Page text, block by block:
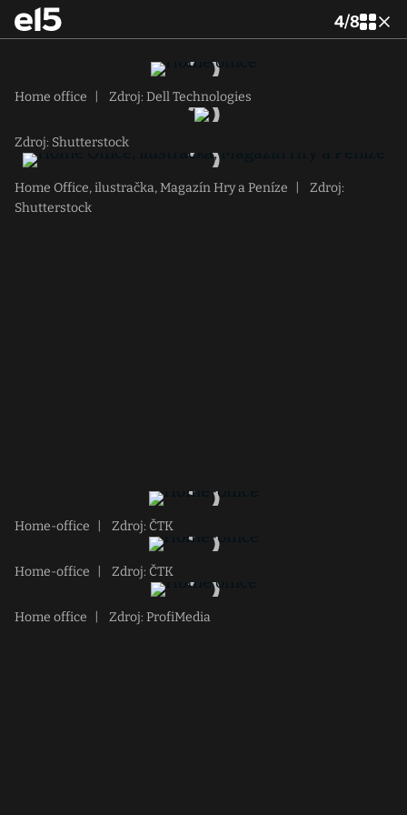
4/8
Home office Zdroj: Dell Technologies
Zdroj: Shutterstock
Home Office, ilustračka, Magazín Hry a Peníze
Zdroj:
Shutterstock
Home-office Zdroj: ČTK
Home-office Zdroj: ČTK
Home office Zdroj: ProfiMedia